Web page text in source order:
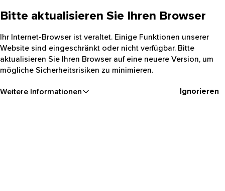
Bitte aktualisieren Sie Ihren Browser
Ihr Internet-Browser ist veraltet. Einige Funktionen unserer
Website sind eingeschränkt oder nicht verfügbar. Bitte
aktualisieren Sie Ihren Browser auf eine neuere Version, um
mögliche Sicherheitsrisiken zu minimieren.
Weitere Informationen Ignorieren